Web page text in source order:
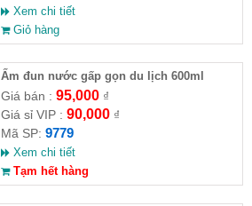
Xem chi tiết
Giỏ hàng
Ấm đun nước gấp gọn du lịch 600ml
Giá bán : 95,000₫
Giá sỉ VIP : 90,000₫
Mã SP: 9779
Xem chi tiết
Tạm hết hàng